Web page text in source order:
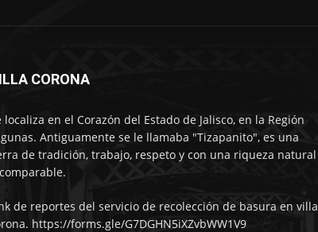
CORONA
localiza en el Corazón del Estado de Jalisco, en la Región
Antiguamente se le llamaba "Tizapanito", es una
de tradición, trabajo, respeto y con una riqueza natural
de reportes del servicio de recolección de basura en villa
https://forms.gle/G7DGHN5iXZvbWW1V9